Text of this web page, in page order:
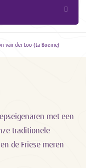
van der Loo (La Boème)
met een
traditionele
de Friese meren